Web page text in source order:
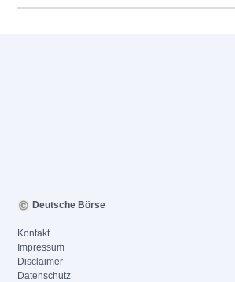
Deutsche Börse
Kontakt
Impressum
Disclaimer
Datenschutz